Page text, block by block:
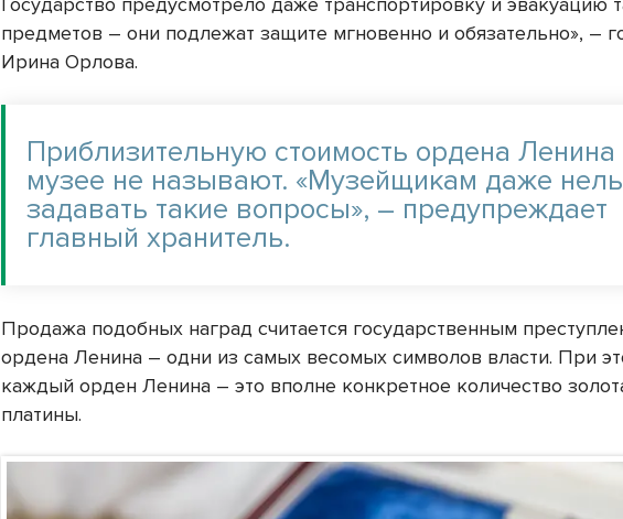
предметов – они подлежат защите мгновенно и обязательно», –
Ирина Орлова.
Приблизительную стоимость ордена Ленина
музее не называют. «Музейщикам даже
задавать такие вопросы», – предупреждает
главный хранитель.
Продажа подобных наград считается государственным
ордена Ленина – одни из самых весомых символов власти. При
каждый орден Ленина – это вполне конкретное количество
платины.